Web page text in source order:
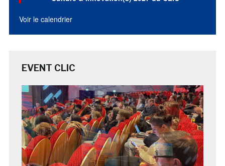
Voir le calendrier
EVENT CLIC